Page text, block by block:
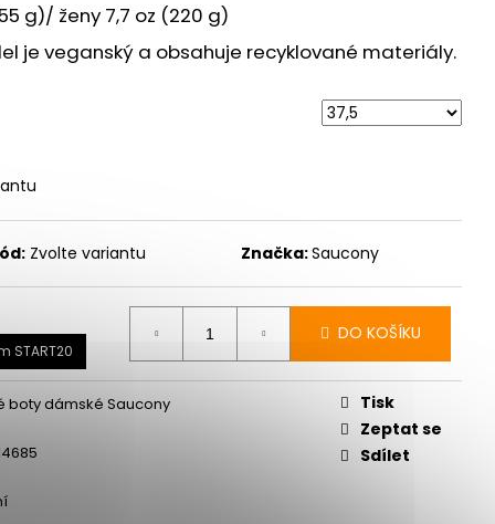
g)/ ženy 7,7 oz (220 g)
je veganský a obsahuje recyklované materiály.
Zvolte variantu Značka:Saucony
START20
DO KOŠÍKU
boty dámské Saucony
Tisk
Zeptat se
Sdílet